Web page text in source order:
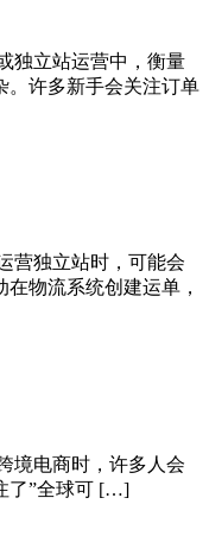
独立站运营中，衡量
。许多新手会关注订单
营独立站时，可能会
物流系统创建运单，
境电商时，许多人会
了”全球可 […]